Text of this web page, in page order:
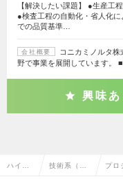
【解決したい課題】 ●生産工
●検査工程の自動化・省人化
での品質基準…
会社概要
コニカミノルタ
野で事業を展開しています。
興味あ
ハイク 技術系（電 プロ